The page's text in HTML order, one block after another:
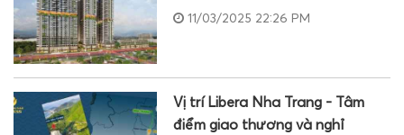
11/03/2025 22:26 PM
Vị trí Libera Nha Trang - Tâm
điểm giao thương và nghỉ